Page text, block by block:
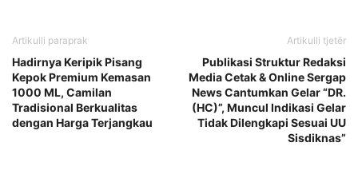
Artikulli paraprak
Hadirnya Keripik Pisang
Kepok Premium Kemasan
1000 ML, Camilan
Tradisional Berkualitas
dengan Harga Terjangkau
Artikulli tjetër
Publikasi Struktur Redaksi
Media Cetak & Online Sergap
News Cantumkan Gelar “DR.
(HC)”, Muncul Indikasi Gelar
Tidak Dilengkapi Sesuai UU
Sisdiknas”